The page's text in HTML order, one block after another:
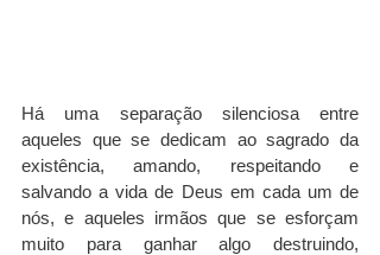
Há uma separação silenciosa entre
aqueles que se dedicam ao sagrado da
existência, amando, respeitando e
salvando a vida de Deus em cada um de
nós, e aqueles irmãos que se esforçam
muito para ganhar algo destruindo,